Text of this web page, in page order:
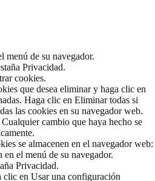
menú de su navegador.
Privacidad.
cookies.
que desea eliminar y haga clic en
Haga clic en Eliminar todas si
las cookies en su navegador web.
cambio que haya hecho se
se almacenen en el navegador web:
el menú de su navegador.
Privacidad.
clic en Usar una configuración